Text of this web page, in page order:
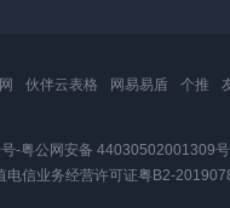
伙伴云表格 网易易盾 个推
-粤公网安备 44030502001309号
电信业务经营许可证粤B2-